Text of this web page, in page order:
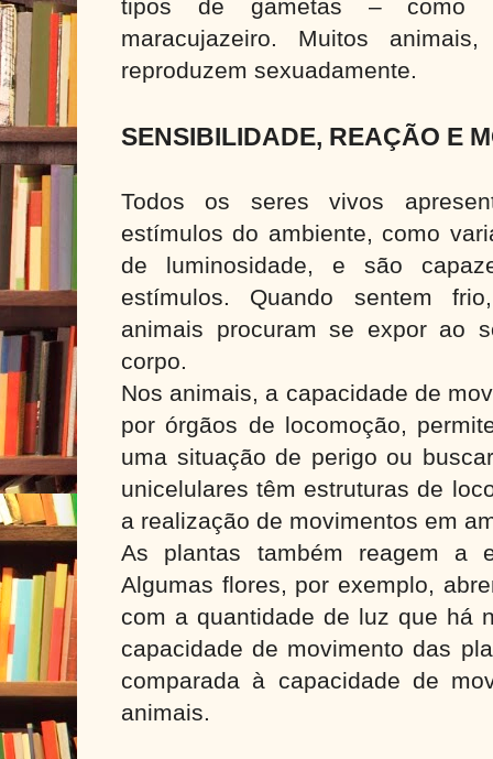
tipos de gametas – como
maracujazeiro. Muitos
reproduzem sexuadamente.
SENSIBILIDADE, REAÇÃO E
Todos os seres vivos
estímulos do ambiente, como
de luminosidade, e são
estímulos. Quando sentem
animais procuram se expor ao
corpo.
Nos animais, a capacidade de
por órgãos de locomoção,
uma situação de perigo ou
unicelulares têm estruturas de
a realização de movimentos em
As plantas também reagem a
Algumas flores, por exemplo,
com a quantidade de luz que há
capacidade de movimento das
comparada à capacidade de
animais.